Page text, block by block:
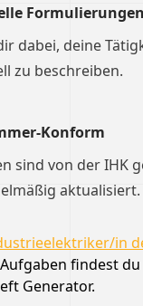
Formulierungen
dabei, deine
zu beschreiben.
Konform
sind von der IHK
aktualisiert.
in
Aufgaben findest
Generator.